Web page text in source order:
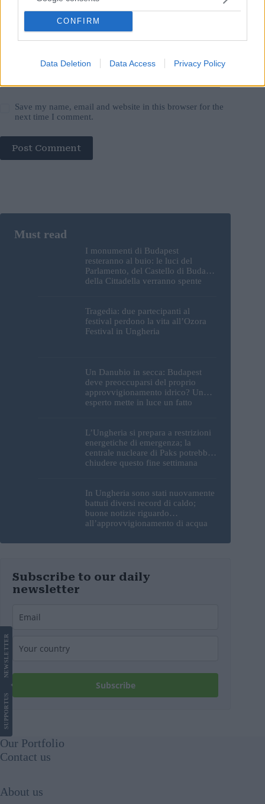
CONFIRM
Data Deletion Data Access Privacy Policy
Add Comment*
Save my name, email and website in this browser for the
next time I comment.
Post Comment
I monumenti di Budapest
resteranno al buio: le luci del
Parlamento, del Castello di Buda e
della Cittadella verranno spente
Tragedia: due partecipanti al
festival perdono la vita all’Ozora
Festival in Ungheria
Un Danubio in secca: Budapest
deve preoccuparsi del proprio
approvvigionamento idrico? Un
esperto mette in luce un fatto
L’Ungheria si prepara a restrizioni
energetiche di emergenza; la
centrale nucleare di Paks potrebbe
chiudere questo fine settimana
In Ungheria sono stati nuovamente
battuti diversi record di caldo;
buone notizie riguardo
all’approvvigionamento di acqua
Subscribe to our daily
newsletter
Subscribe
SUPPORT
US
NEWS
LETTER
Our Portfolio
Contact us
About us